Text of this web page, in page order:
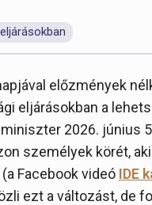
előzmények
eljárásokban a
2026. június
személyek körét,
Facebook videó IDE
ezt a változást, de